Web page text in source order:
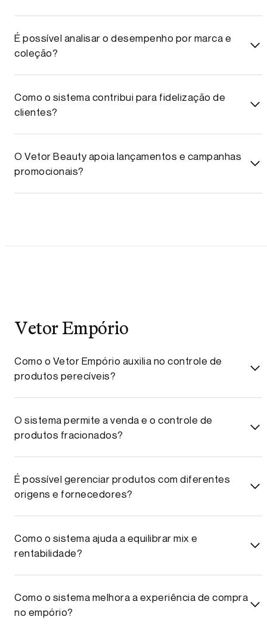
É possível analisar o desempenho por marca e
coleção?
Como o sistema contribui para fidelização de
clientes?
O Vetor Beauty apoia lançamentos e campanhas
promocionais?
Vetor Empório
Como o Vetor Empório auxilia no controle de
produtos perecíveis?
O sistema permite a venda e o controle de
produtos fracionados?
É possível gerenciar produtos com diferentes
origens e fornecedores?
Como o sistema ajuda a equilibrar mix e
rentabilidade?
Como o sistema melhora a experiência de compra
no empório?